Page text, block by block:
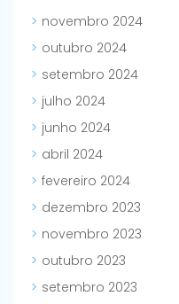
novembro 2024
outubro 2024
setembro 2024
julho 2024
junho 2024
abril 2024
fevereiro 2024
dezembro 2023
novembro 2023
outubro 2023
setembro 2023